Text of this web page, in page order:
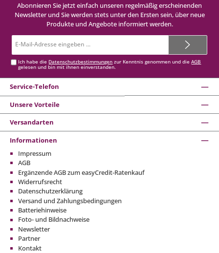
Abonnieren Sie jetzt einfach unseren regelmäßig erscheinenden
Newsletter und Sie werden stets unter den Ersten sein, über neue
Produkte und Angebote informiert werden.
Mail-
Ich habe die Datenschutzbestimmungen zur Kenntnis genommen und dieAGB
gelesen und bin mit ihnen einverstanden.
Service-Telefon
Unsere Vorteile
Versandarten
Informationen
Impressum
AGB
Ergänzende AGB zum easyCredit-Ratenkauf
Widerrufsrecht
Datenschutzerklärung
Versand und Zahlungsbedingungen
Batteriehinweise
Foto- und Bildnachweise
Newsletter
Partner
Kontakt